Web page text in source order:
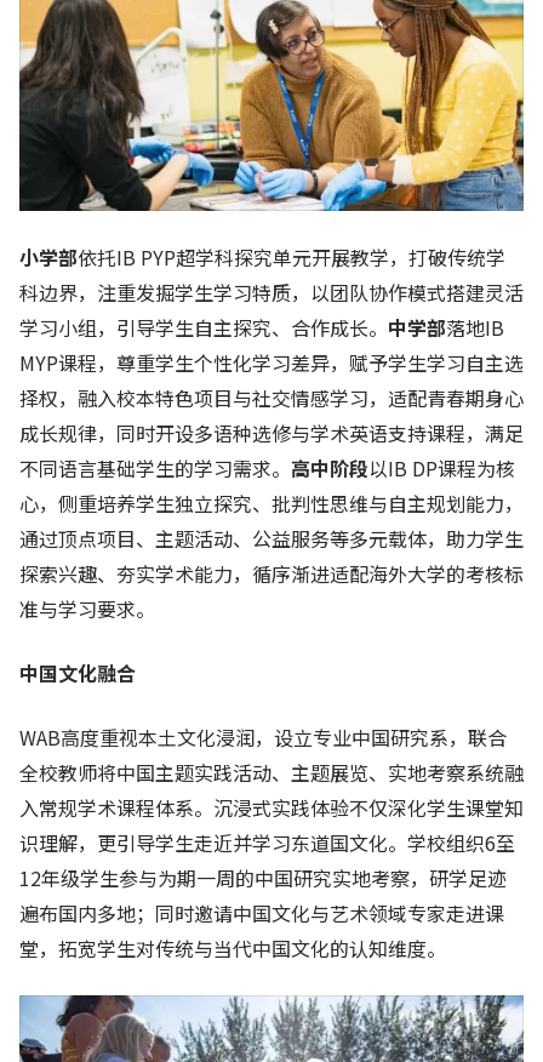
小学部依托IB PYP超学科探究单元开展教学，打破传统学
科边界，注重发掘学生学习特质，以团队协作模式搭建灵活
学习小组，引导学生自主探究、合作成长。 中学部落地IB
MYP课程，尊重学生个性化学习差异，赋予学生学习自主选
择权，融入校本特色项目与社交情感学习，适配青春期身心
成长规律，同时开设多语种选修与学术英语支持课程，满足
不同语言基础学生的学习需求。 高中阶段以IB DP课程为核
心，侧重培养学生独立探究、批判性思维与自主规划能力，
通过顶点项目、主题活动、公益服务等多元载体，助力学生
探索兴趣、夯实学术能力，循序渐进适配海外大学的考核标
准与学习要求。
中国文化融合
WAB高度重视本土文化浸润，设立专业中国研究系，联合
全校教师将中国主题实践活动、主题展览、实地考察系统融
入常规学术课程体系。沉浸式实践体验不仅深化学生课堂知
识理解，更引导学生走近并学习东道国文化。学校组织6至
12年级学生参与为期一周的中国研究实地考察，研学足迹
遍布国内多地；同时邀请中国文化与艺术领域专家走进课
堂，拓宽学生对传统与当代中国文化的认知维度。